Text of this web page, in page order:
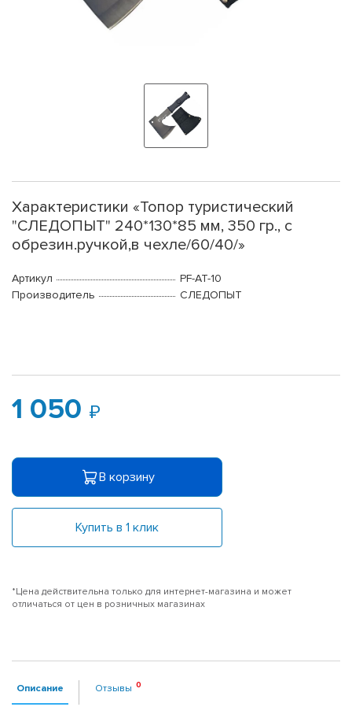
Характеристики «Топор туристический
"СЛЕДОПЫТ" 240*130*85 мм, 350 гр., с
обрезин.ручкой,в чехле/60/40/»
Артикул
PF-AT-10
Производитель
СЛЕДОПЫТ
1 050
В корзину
Купить в 1 клик
*Цена действительна только для интернет-магазина и может
отличаться от цен в розничных магазинах
Описание Отзывы